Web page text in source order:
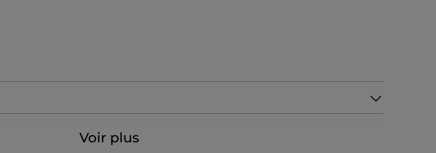
Voir plus